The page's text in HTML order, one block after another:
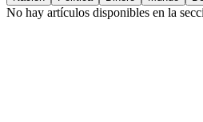
No hay artículos disponibles en la